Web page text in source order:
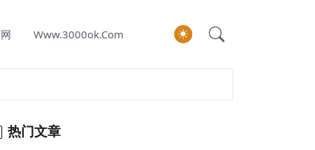
Www.3000ok.com
热门文章